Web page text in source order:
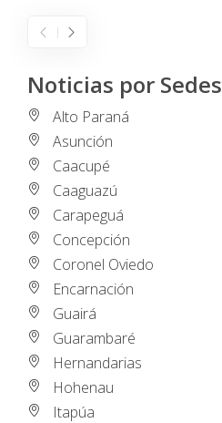
Noticias por Sedes
Alto Paraná
Asunción
Caacupé
Caaguazú
Carapeguá
Concepción
Coronel Oviedo
Encarnación
Guairá
Guarambaré
Hernandarias
Hohenau
Itapúa